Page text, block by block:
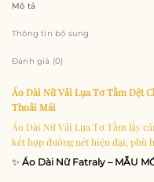
Mô tả
Thông tin bổ sung
Đánh giá (0)
Áo Dài Nữ Vải Lụa Tơ Tằm Dệt
Thoải Mái
Áo Dài Nữ Vải Lụa Tơ Tằm lấy
kết hợp đường nét hiện đại, phù
✨ Áo Dài Nữ Fatraly – MẪU